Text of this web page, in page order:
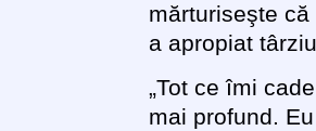
mărturiseşte
a apropiat
„Tot ce îmi
mai profund.